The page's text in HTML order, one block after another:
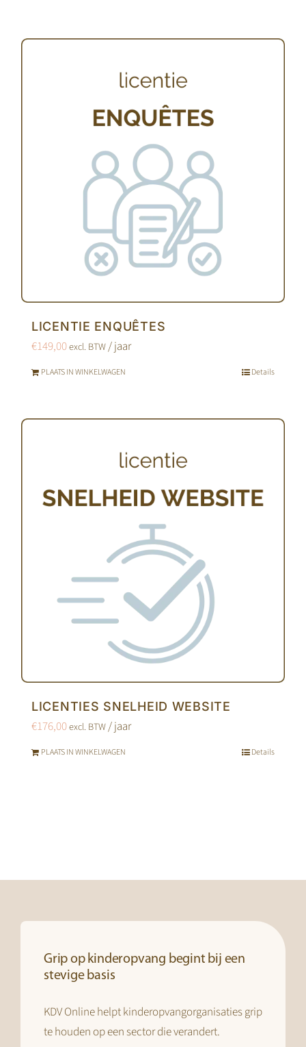
LICENTIE ENQUÊTES
€149,00excl. BTW/ jaar
PLAATS IN WINKELWAGEN Details
LICENTIES SNELHEID WEBSITE
€176,00excl. BTW/ jaar
PLAATS IN WINKELWAGEN Details
Grip op kinderopvang begint bij een
stevige basis
KDV Online helpt kinderopvangorganisaties grip
te houden op een sector die verandert.